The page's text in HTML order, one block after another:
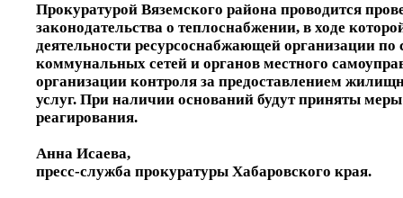
Прокуратурой Вяземского района проводится
законодательства о теплоснабжении, в ходе
деятельности ресурсоснабжающей организации
коммунальных сетей и органов местного
организации контроля за предоставлением
услуг. При наличии оснований будут приняты
реагирования.
Анна Исаева,
пресс-служба прокуратуры Хабаровского края.